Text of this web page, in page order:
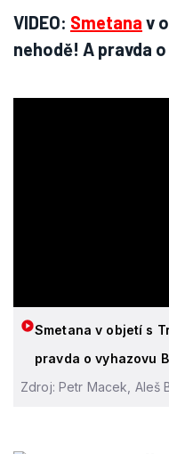
VIDEO: Smetana v
nehodě! A pravda
Smetana v objetí s
pravda o vyhazovu
Zdroj: Petr Macek, Aleš